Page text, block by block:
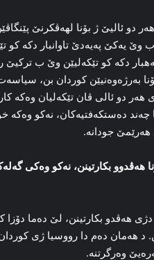
دو ئالیێ ژ بۆنا لھەڤكرنێ
وێ یەكێ پەیەدێ تاوانبار دكە كو
دكە كو تێكەلیێن وێ ب تركیێ
بەرژەوەنیێن كوردان بن،
ھەر دو ئالی ڤان تێكەلیان
چەند دەستكەفتیەكان، نەكو وەكە
جودانە.
هه‌ڤدوو بکارتینن، نه‌کو وه‌کی
ھەڤدو بكارتینن، لێ دەما دۆزا
ھەمان دەم دا رووسیا ژی
وەرگرتنە.